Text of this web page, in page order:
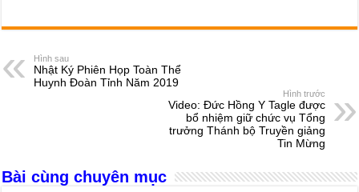
c
e
b
ss
n
at
A
e
a
d
s
er ail ar
Hình sau
Nhật Ký Phiên Họp Toàn Thể
Huynh Đoàn Tỉnh Năm 2019
Hình trước
Video: Đức Hồng Y Tagle được
bổ nhiệm giữ chức vụ Tổng
trưởng Thánh bộ Truyền giảng
Tin Mừng
Bài cùng chuyên mục